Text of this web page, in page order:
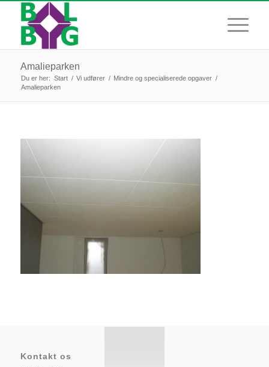
Amalieparken
Du er her: Start / Vi udfører / Mindre og specialiserede opgaver /
Amalieparken
Kontakt os